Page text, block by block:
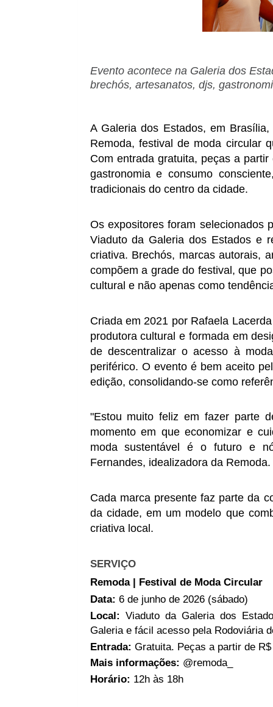
Evento acontece na Galeria dos
brechós, artesanatos, djs,
A Galeria dos Estados, em
Remoda, festival de moda circular
Com entrada gratuita, peças a
gastronomia e consumo
tradicionais do centro da cidade.
Os expositores foram selecionados
Viaduto da Galeria dos Estados e
criativa. Brechós, marcas autorais,
compõem a grade do festival, que
cultural e não apenas como
Criada em 2021 por Rafaela
produtora cultural e formada em
de descentralizar o acesso à
periférico. O evento é bem aceito
edição, consolidando-se como
"Estou muito feliz em fazer parte
momento em que economizar e
moda sustentável é o futuro e
Fernandes, idealizadora da Remoda.
Cada marca presente faz parte da
da cidade, em um modelo que
criativa local.
SERVIÇO
Remoda | Festival de Moda Circular
Data: 6 de junho de 2026 (sábado)
Local: Viaduto da Galeria dos
Galeria e fácil acesso pela Rodoviária
Entrada: Gratuita. Peças a partir de
Mais informações: @remoda_
Horário: 12h às 18h